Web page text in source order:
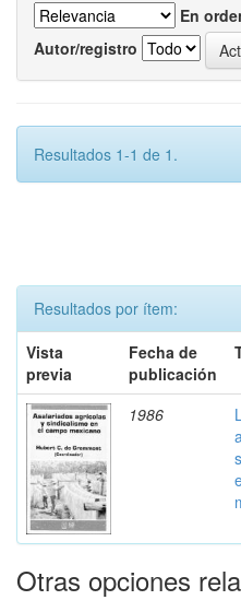
En
Autor/registro
Resultados 1-1 de 1.
Resultados por ítem:
Vista
previa
Fecha de
publicación
1986
Otras opciones